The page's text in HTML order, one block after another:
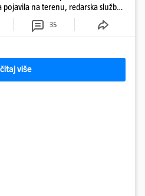
pojavila na terenu, redarska služba
fotografije obišle su svijet.
35
više